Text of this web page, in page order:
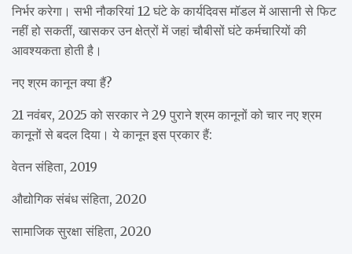
निर्भर करेगा। सभी नौकरियां 12 घंटे के कार्यदिवस मॉडल में आसानी से फिट
नहीं हो सकतीं, खासकर उन क्षेत्रों में जहां चौबीसों घंटे कर्मचारियों की
आवश्यकता होती है।
नए श्रम कानून क्या हैं?
21 नवंबर, 2025 को सरकार ने 29 पुराने श्रम कानूनों को चार नए श्रम
कानूनों से बदल दिया। ये कानून इस प्रकार हैं:
वेतन संहिता, 2019
औद्योगिक संबंध संहिता, 2020
सामाजिक सुरक्षा संहिता, 2020